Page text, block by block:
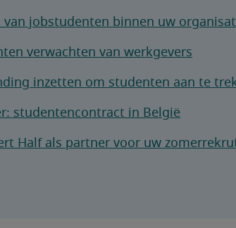
van jobstudenten binnen uw
verwachten van werkgevers
inzetten om studenten aan te
studentencontract in België
Half als partner voor uw